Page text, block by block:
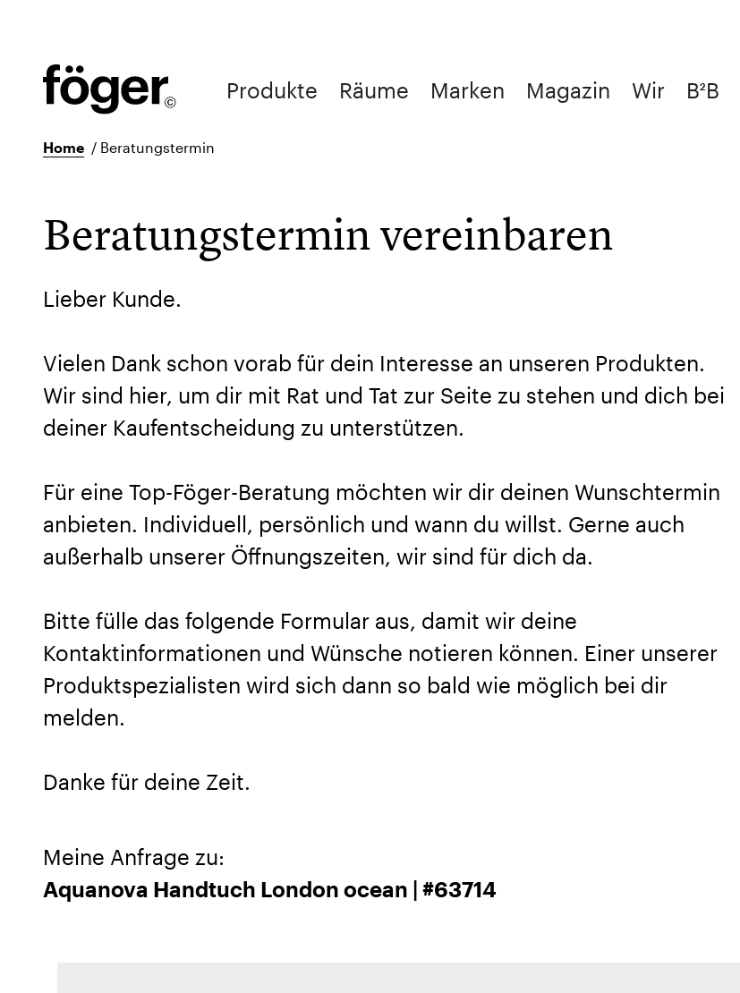
Produkte Räume Marken Magazin Wir B²B
Home / Beratungstermin
Beratungstermin vereinbaren
Lieber Kunde.
Vielen Dank schon vorab für dein Interesse an unseren Produkten.
Wir sind hier, um dir mit Rat und Tat zur Seite zu stehen und dich bei
deiner Kaufentscheidung zu unterstützen.
Für eine Top-Föger-Beratung möchten wir dir deinen Wunschtermin
anbieten. Individuell, persönlich und wann du willst. Gerne auch
außerhalb unserer Öffnungszeiten, wir sind für dich da.
Bitte fülle das folgende Formular aus, damit wir deine
Kontaktinformationen und Wünsche notieren können. Einer unserer
Produktspezialisten wird sich dann so bald wie möglich bei dir
melden.
Danke für deine Zeit.
Meine Anfrage zu:
Aquanova Handtuch London ocean | #63714